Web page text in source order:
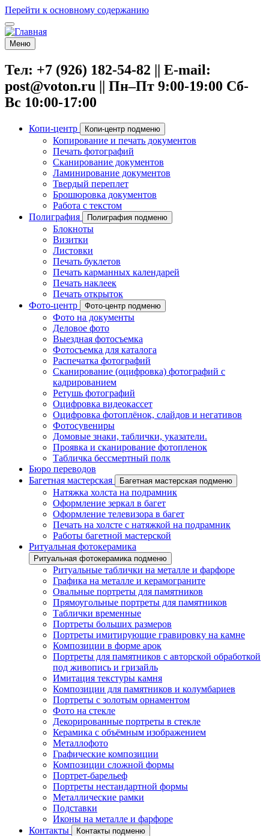
Перейти к основному содержанию
Меню
Тел: +7 (926) 182-54-82 || E-mail:
post@voton.ru || Пн–Пт 9:00-19:00 Сб-
Вс 10:00-17:00
Копи-центр Копи-центр подменю
Копирование и печать документов
Печать фотографий
Сканирование документов
Ламинирование документов
Твердый переплет
Брошюровка документов
Работа с текстом
Полиграфия
Полиграфия подменю
Блокноты
Визитки
Листовки
Печать буклетов
Печать карманных календарей
Печать наклеек
Печать открыток
Фото-центр
Фото-центр подменю
Фото на документы
Деловое фото
Выездная фотосъемка
Фотосъемка для каталога
Распечатка фотографий
Сканирование (оцифровка) фотографий с
кадрированием
Ретушь фотографий
Оцифровка видеокассет
Оцифровка фотоплёнок, слайдов и негативов
Фотосувениры
Домовые знаки, таблички, указатели.
Проявка и сканирование фотопленок
Табличка бессмертный полк
Бюро переводов
Багетная мастерская
Багетная мастерская подменю
Натяжка холста на подрамник
Оформление зеркал в багет
Оформление телевизора в багет
Печать на холсте с натяжкой на подрамник
Работы багетной мастерской
Ритуальная фотокерамика
Ритуальная фотокерамика подменю
Ритуальные таблички на металле и фарфоре
Графика на металле и керамограните
Овальные портреты для памятников
Прямоугольные портреты для памятников
Таблички временные
Портреты больших размеров
Портреты имитирующие гравировку на камне
Композиции в форме арок
Портреты для памятников с авторской обработкой
под живопись и гризайль
Имитация текстуры камня
Композиции для памятников и колумбариев
Портреты с золотым орнаментом
Фото на стекле
Декорированные портреты в стекле
Керамика с объёмным изображением
Металлофото
Графические композиции
Композиции сложной формы
Портрет-барельеф
Портреты нестандартной формы
Металлические рамки
Подставки
Иконы на металле и фарфоре
Контакты
Контакты подменю